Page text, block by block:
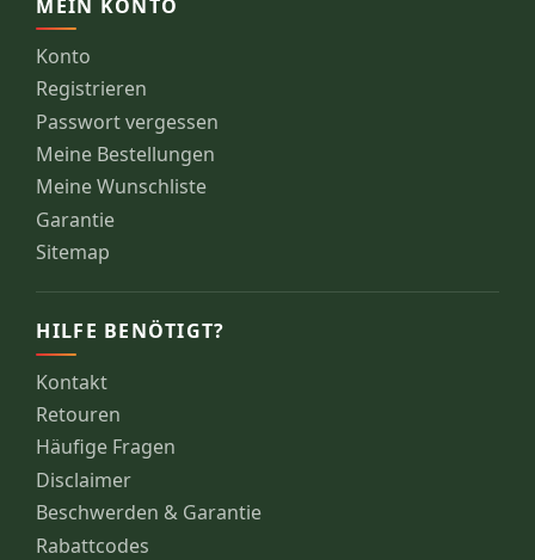
MEIN KONTO
Konto
Registrieren
Passwort vergessen
Meine Bestellungen
Meine Wunschliste
Garantie
Sitemap
HILFE BENÖTIGT?
Kontakt
Retouren
Häufige Fragen
Disclaimer
Beschwerden & Garantie
Rabattcodes